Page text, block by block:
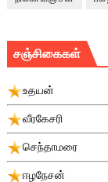
சஞ்சிகைகள்
உதயன்
வீரகேசரி
செந்தாமரை
ஈழநேசன்